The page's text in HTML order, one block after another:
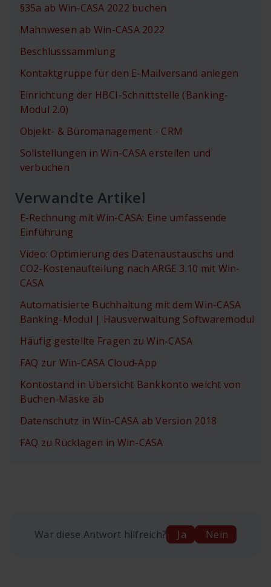
§35a ab Win-CASA 2022 buchen
Mahnwesen ab Win-CASA 2022
Beschlusssammlung
Kontaktgruppe für den E-Mailversand anlegen
Einrichtung der HBCI-Schnittstelle (Banking-
Modul 2.0)
Objekt- & Büromanagement - CRM
Sollstellungen in Win-CASA erstellen und
verbuchen
Verwandte Artikel
E-Rechnung mit Win-CASA: Eine umfassende
Einführung
Video: Optimierung des Datenaustauschs und
CO2-Kostenaufteilung nach ARGE 3.10 mit Win-
CASA
Automatisierte Buchhaltung mit dem Win-CASA
Banking-Modul | Hausverwaltung Softwaremodul
Häufig gestellte Fragen zu Win-CASA
FAQ zur Win-CASA Cloud-App
Kontostand in Übersicht Bankkonto weicht von
Buchen-Maske ab
Datenschutz in Win-CASA ab Version 2018
FAQ zu Rücklagen in Win-CASA
War diese Antwort hilfreich? Ja Nein